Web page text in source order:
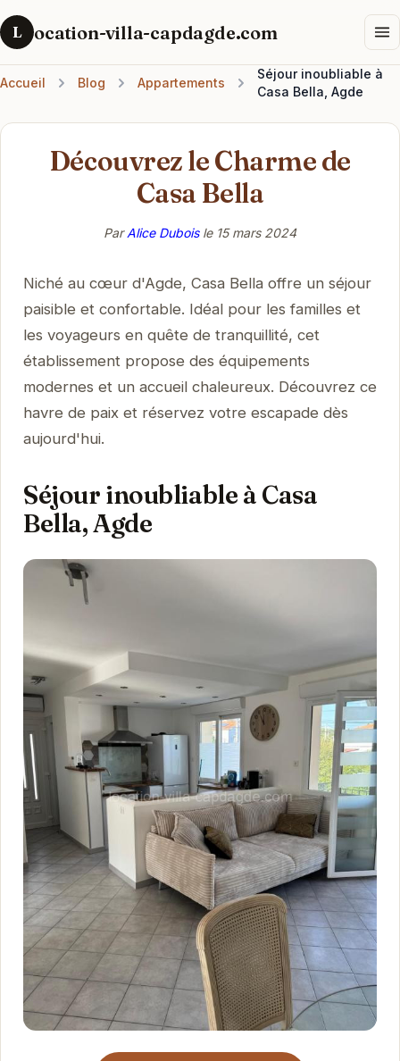
L ocation-villa-capdagde.com
Accueil Blog Appartements
Séjour inoubliable à
Casa Bella, Agde
Découvrez le Charme de
Casa Bella
ParAlice Duboisle 15 mars 2024
Niché au cœur d'Agde, Casa Bella offre un séjour
paisible et confortable. Idéal pour les familles et
les voyageurs en quête de tranquillité, cet
établissement propose des équipements
modernes et un accueil chaleureux. Découvrez ce
havre de paix et réservez votre escapade dès
aujourd'hui.
Séjour inoubliable à Casa
Bella, Agde